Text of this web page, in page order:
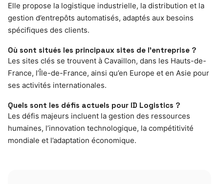
Elle propose la logistique industrielle, la distribution et la
gestion d’entrepôts automatisés, adaptés aux besoins
spécifiques des clients.
Où sont situés les principaux sites de l’entreprise ?
Les sites clés se trouvent à Cavaillon, dans les Hauts-de-
France, l’Île-de-France, ainsi qu’en Europe et en Asie pour
ses activités internationales.
Quels sont les défis actuels pour ID Logistics ?
Les défis majeurs incluent la gestion des ressources
humaines, l’innovation technologique, la compétitivité
mondiale et l’adaptation économique.